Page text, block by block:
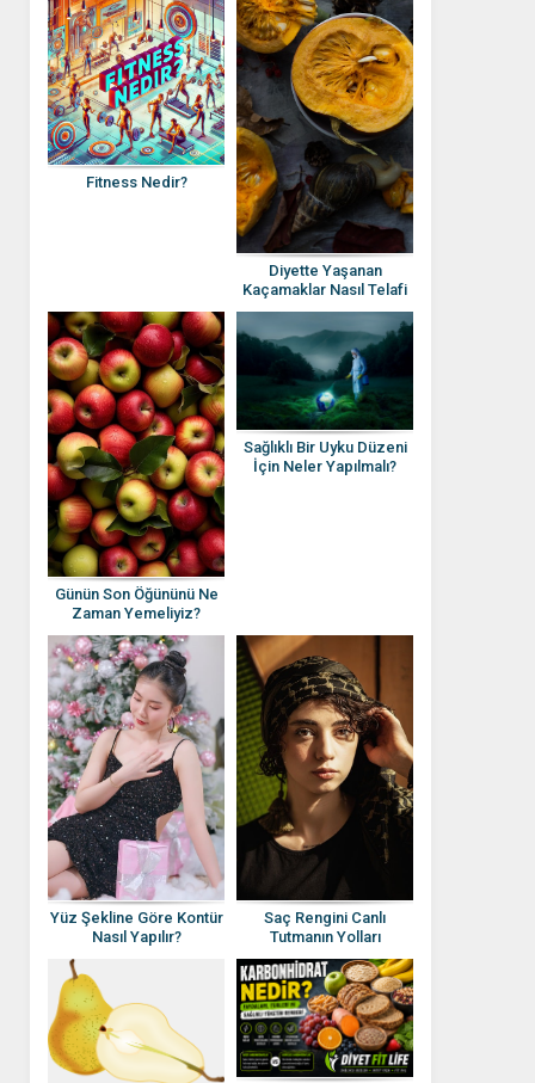
Fitness Nedir?
Diyette Yaşanan
Kaçamaklar Nasıl Telafi
Edilir?
Günün Son Öğününü Ne
Zaman Yemeliyiz?
Sağlıklı Bir Uyku Düzeni
İçin Neler Yapılmalı?
Yüz Şekline Göre Kontür
Nasıl Yapılır?
Saç Rengini Canlı
Tutmanın Yolları
Nelerdir?